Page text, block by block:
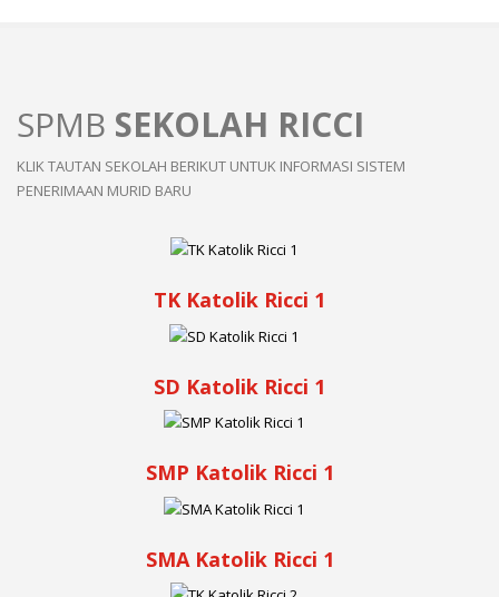
SPMB SEKOLAH RICCI
KLIK TAUTAN SEKOLAH BERIKUT UNTUK INFORMASI SISTEM
PENERIMAAN MURID BARU
TK Katolik Ricci 1
SD Katolik Ricci 1
SMP Katolik Ricci 1
SMA Katolik Ricci 1